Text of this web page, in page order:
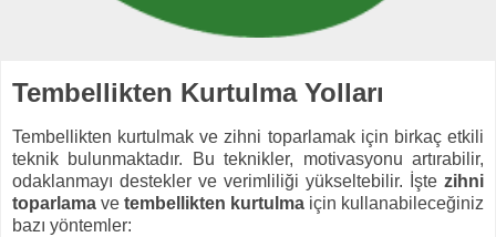
Tembellikten Kurtulma Yolları
Tembellikten kurtulmak ve zihni toparlamak için birkaç etkili
teknik bulunmaktadır. Bu teknikler, motivasyonu artırabilir,
odaklanmayı destekler ve verimliliği yükseltebilir. İşte zihni
toparlama ve tembellikten kurtulma için kullanabileceğiniz
bazı yöntemler: